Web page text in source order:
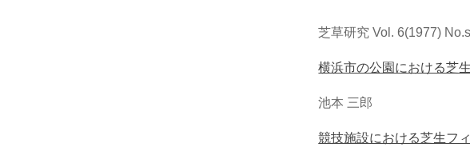
芝草研究 Vol. 6(1977)
横浜市の公園における芝
池本 三郎
競技施設における芝生フ